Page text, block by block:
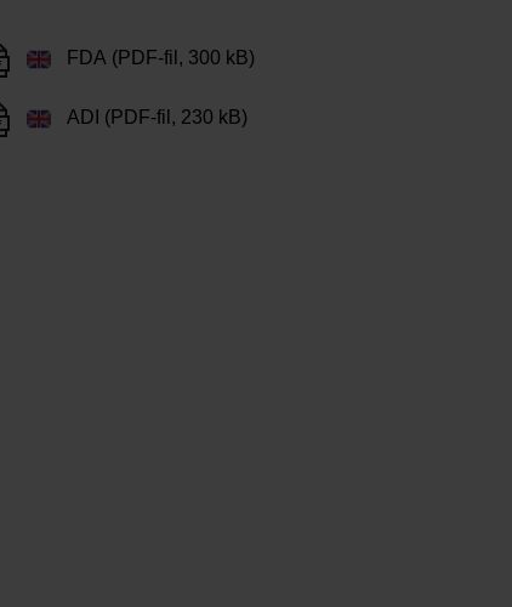
FDA (PDF-fil, 300 kB)
ADI (PDF-fil, 230 kB)